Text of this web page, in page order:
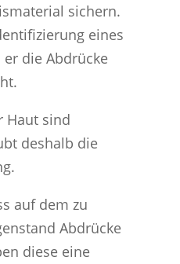
sichern.
eines
die Abdrücke
Haut sind
deshalb die
auf dem zu
Abdrücke
diese eine